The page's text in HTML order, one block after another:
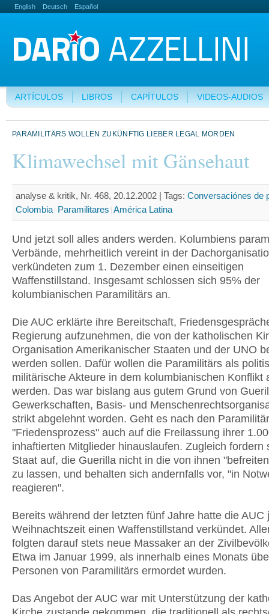
English Deutsch Español
ARTÍCULOS LIBROS CAPÍTULOS VIDEOS-AUDIOS
PARAMILITÄRS WOLLEN ZUKÜNFTIG LIEBER LEGAL MORDEN
Klimawechsel mit Gänsehaut
analyse & kritik, Nr. 468, 20.12.2002 | Tags: Conversaciónes de
Colombia Paramilitares América Latina
Und jetzt soll alles anders werden. Kolumbiens
Verbände, mehrheitlich vereint in der
verkündeten zum 1. Dezember einen einseitigen
Waffenstillstand. Insgesamt schlossen sich 95% der
kolumbianischen Paramilitärs an.
Die AUC erklärte ihre Bereitschaft,
Regierung aufzunehmen, die von der katholischen
Organisation Amerikanischer Staaten und der UNO
werden sollen. Dafür wollen die Paramilitärs als
militärische Akteure in dem kolumbianischen Konflikt
werden. Das war bislang aus gutem Grund von
Gewerkschaften, Basis- und
strikt abgelehnt worden. Geht es nach den
"Friedensprozess" auch auf die Freilassung ihrer
inhaftierten Mitglieder hinauslaufen. Zugleich fordern
Staat auf, die Guerilla nicht in die von ihnen
zu lassen, und behalten sich andernfalls vor, "in
reagieren".
Bereits während der letzten fünf Jahre hatte die AUC
Weihnachtszeit einen Waffenstillstand verkündet.
folgten darauf stets neue Massaker an der
Etwa im Januar 1999, als innerhalb eines Monats
Personen von Paramilitärs ermordet wurden.
Das Angebot der AUC war mit Unterstützung der